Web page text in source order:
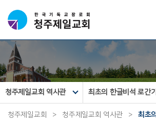
청주제일교회 역사관 최초의 한글비석 로간
청주제일교회 > 청주제일교회 역사관 > 최초